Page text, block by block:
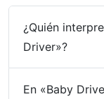
¿Quién
Driver»?
En «Baby